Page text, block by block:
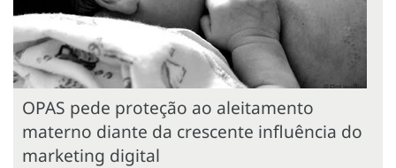
OPAS pede proteção ao aleitamento
materno diante da crescente influência do
marketing digital